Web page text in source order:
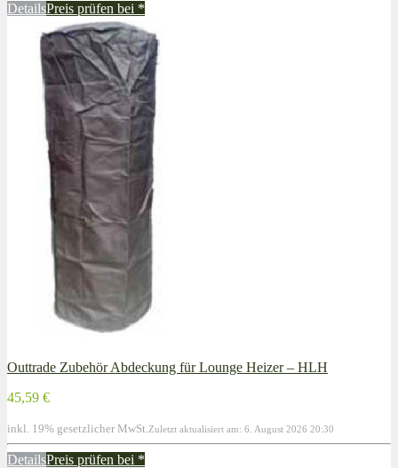
DetailsPreis prüfen bei *
Outtrade Zubehör Abdeckung für Lounge Heizer – HLH
45,59 €
inkl. 19% gesetzlicher MwSt. Zuletzt aktualisiert am: 6. August 2026 20:30
DetailsPreis prüfen bei *